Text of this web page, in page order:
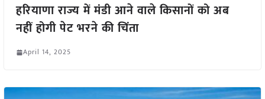
हरियाणा राज्य में मंडी आने वाले किसानों को अब
नहीं होगी पेट भरने की चिंता
April 14, 2025